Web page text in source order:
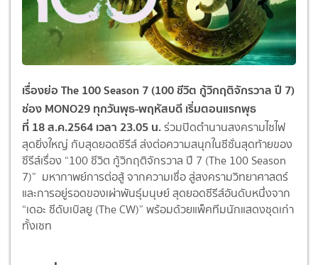
เรื่องย่อ The 100 Season 7 (100 ชีวิต กู้วิกฤติจักรวาล ปี 7)
ช่อง MONO29ทุกวันพุธ-พฤหัสบดี เริ่มตอนแรกพุธ
ที่ 18ส.ค.2564เวลา 23.05น.ร่วมปิดตำนานสงครามไซไฟ
สุดยิ่งใหญ่ กับสุดยอดซีรีส์ ส่งต่อความสนุกในซีซั่นสุดท้ายของ
ซีรีส์เรื่อง “100 ชีวิต กู้วิกฤติจักรวาล ปี 7 (The 100 Season
7)” มหากาพย์การต่อสู้ จากความเชื่อ สู่สงครามวิทยาศาสตร์
และการอยู่รอดของเผ่าพันธุ์มนุษย์ สุดยอดซีรีส์อันดับหนึ่งจาก
“เดอะ ซีดับเบิลยู (The CW)” พร้อมด้วยแพ็คทีมนักแสดงชุดเก่า
ทั้งเซท